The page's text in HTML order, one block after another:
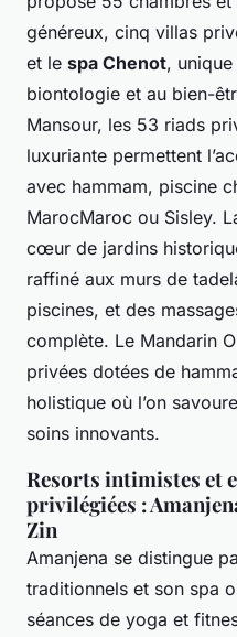
généreux, cinq villas
et le spa Chenot,
biontologie et au bien-
Mansour, les 53 riads
luxuriante permettent
avec hammam, piscine
MarocMaroc ou Sisley.
cœur de jardins
raffiné aux murs de
piscines, et des
complète. Le Mandarin
privées dotées de
holistique où l’on
soins innovants.
Resorts intimistes et
privilégiées :
Zin
Amanjena se distingue
traditionnels et son spa
séances de yoga et